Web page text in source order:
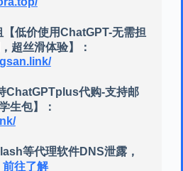
低价使用ChatGPT-无需担
超丝滑体验】：
ChatGPTplus代购-支持邮
生包】：
等代理软件DNS泄露，
前往了解